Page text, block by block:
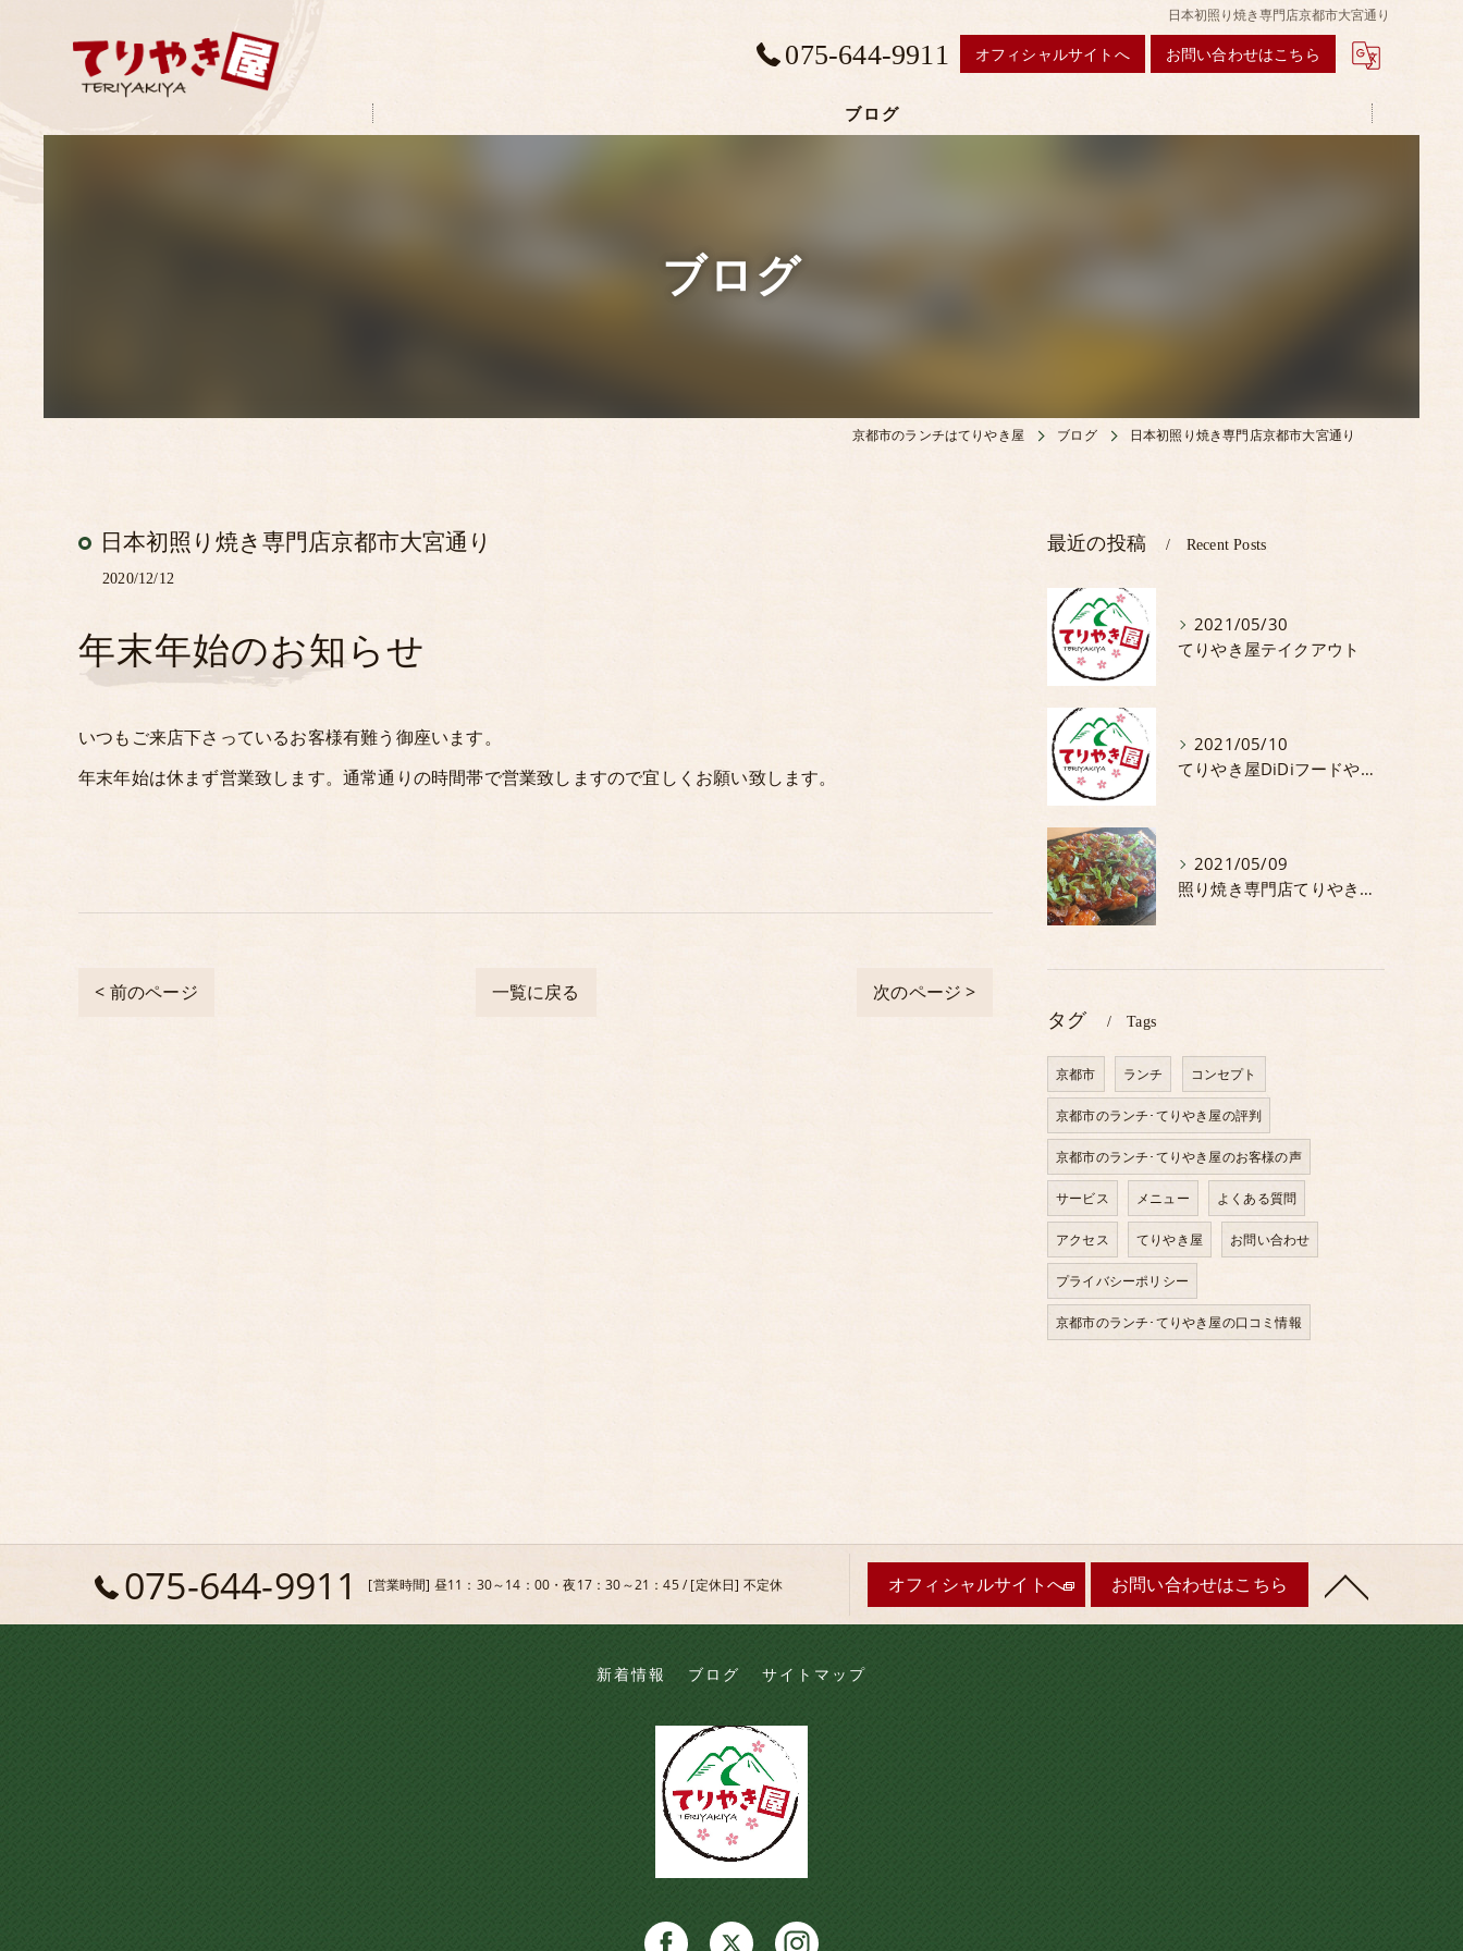
日本初照り焼き専門店京都市大宮通り
075-644-9911 オフィシャルサイトへ お問い合わせはこちら
ブログ
ブログ
京都市のランチはてりやき屋 ブログ 日本初照り焼き専門店京都市大宮通り
日本初照り焼き専門店京都市大宮通り
2020/12/12
年末年始のお知らせ
いつもご来店下さっているお客様有難う御座います。
年末年始は休まず営業致します。通常通りの時間帯で営業致しますので宜しくお願い致します。
< 前のページ 一覧に戻る 次のページ >
最近の投稿 Recent Posts
2021/05/30
てりやき屋テイクアウト
2021/05/10
てりやき屋DiDiフードやってます。
2021/05/09
照り焼き専門店てりやき屋5月からの期間限定商品
タグ Tags
京都市 ランチ コンセプト
京都市のランチ･てりやき屋の評判
京都市のランチ･てりやき屋のお客様の声
サービス メニュー よくある質問
アクセス てりやき屋 お問い合わせ
プライバシーポリシー
京都市のランチ･てりやき屋の口コミ情報
075-644-9911 [営業時間] 昼11：30～14：00・夜17：30～21：45 / [定休日] 不定休 オフィシャルサイトへ お問い合わせはこちら
新着情報 ブログ サイトマップ